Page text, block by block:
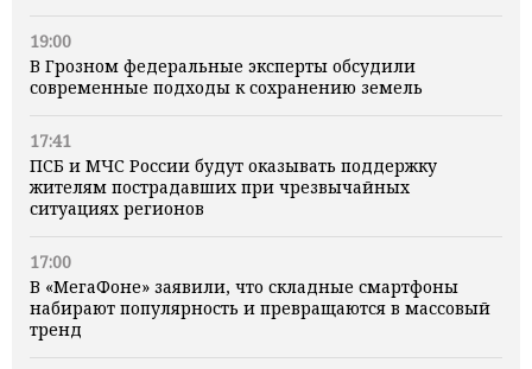
19:00
В Грозном федеральные эксперты обсудили
современные подходы к сохранению земель
17:41
ПСБ и МЧС России будут оказывать поддержку
жителям пострадавших при чрезвычайных
ситуациях регионов
17:00
В «МегаФоне» заявили, что складные смартфоны
набирают популярность и превращаются в массовый
тренд